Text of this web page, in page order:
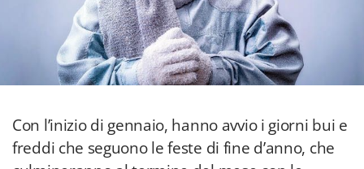
Con l’inizio di gennaio, hanno avvio i giorni bui e
freddi che seguono le feste di fine d’anno, che